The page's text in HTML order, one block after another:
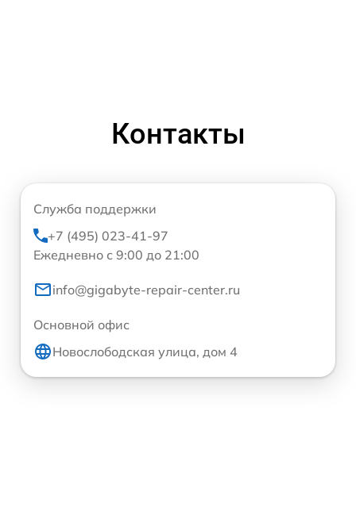
Контакты
Служба поддержки
+7 (495) 023-41-97
Ежедневно с 9:00 до 21:00
info@gigabyte-repair-center.ru
Основной офис
Новослободская улица, дом 4